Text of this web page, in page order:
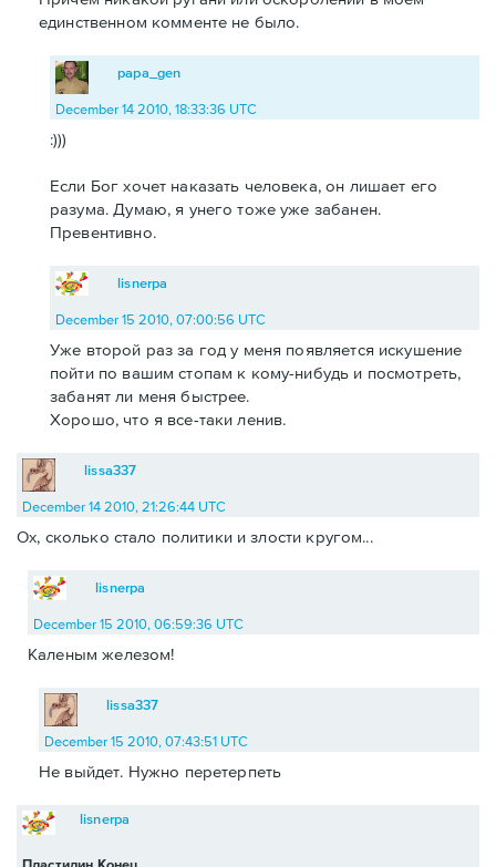
единственном комменте не было.
papa_gen
December 14 2010, 18:33:36 UTC
:)))
Если Бог хочет наказать человека, он лишает его
разума. Думаю, я унего тоже уже забанен.
Превентивно.
lisnerpa
December 15 2010, 07:00:56 UTC
Уже второй раз за год у меня появляется искушение
пойти по вашим стопам к кому-нибудь и посмотреть,
забанят ли меня быстрее.
Хорошо, что я все-таки ленив.
lissa337
December 14 2010, 21:26:44 UTC
Ох, сколько стало политики и злости кругом...
lisnerpa
December 15 2010, 06:59:36 UTC
Каленым железом!
lissa337
December 15 2010, 07:43:51 UTC
Не выйдет. Нужно перетерпеть
lisnerpa